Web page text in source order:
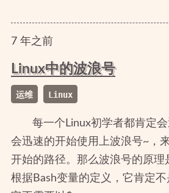
7年之前
Linux中的波浪号
运维 Linux
每一个Linux初学者都肯定
会迅速的开始使用上波浪号~，
开始的路径。那么波浪号的原理
根据Bash变量的定义，它肯定